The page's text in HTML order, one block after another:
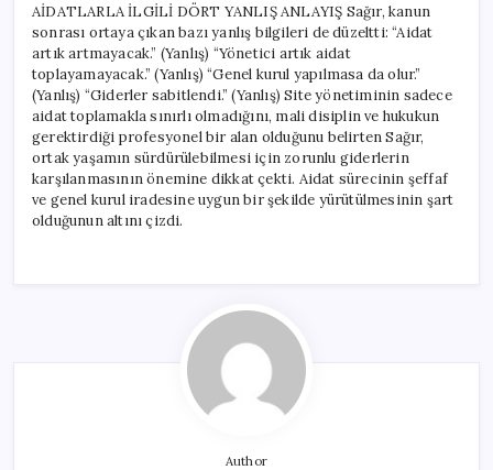
AİDATLARLA İLGİLİ DÖRT YANLIŞ ANLAYIŞ Sağır, kanun
sonrası ortaya çıkan bazı yanlış bilgileri de düzeltti: “Aidat
artık artmayacak.” (Yanlış) “Yönetici artık aidat
toplayamayacak.” (Yanlış) “Genel kurul yapılmasa da olur.”
(Yanlış) “Giderler sabitlendi.” (Yanlış) Site yönetiminin sadece
aidat toplamakla sınırlı olmadığını, mali disiplin ve hukukun
gerektirdiği profesyonel bir alan olduğunu belirten Sağır,
ortak yaşamın sürdürülebilmesi için zorunlu giderlerin
karşılanmasının önemine dikkat çekti. Aidat sürecinin şeffaf
ve genel kurul iradesine uygun bir şekilde yürütülmesinin şart
olduğunun altını çizdi.
Author